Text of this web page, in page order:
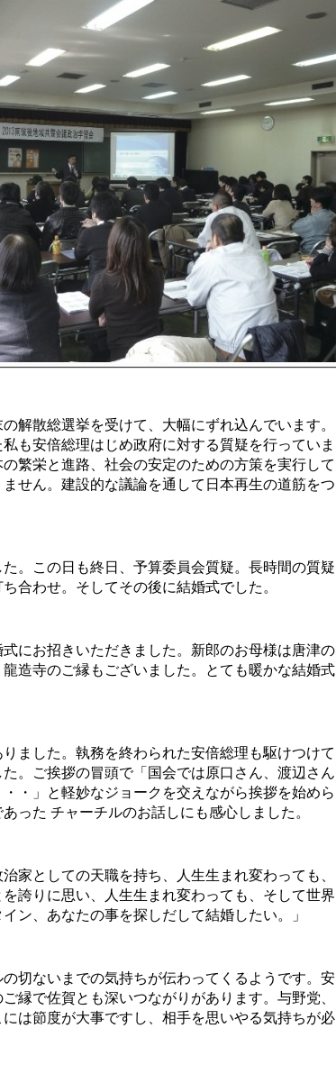
解散総選挙を受けて、大幅にずれ込んでいます。
も安倍総理はじめ政府に対する質疑を行っていま
繁栄と進路、社会の安定のための方策を実行して
せん。建設的な議論を通して日本再生の道筋をつ
。この日も終日、予算委員会質疑。長時間の質疑
合わせ。そしてその後に結婚式でした。
にお招きいただきました。新郎のお母様は唐津の
造寺のご縁もございました。とても暖かな結婚式
ました。執務を終わられた安倍総理も駆けつけて
。ご挨拶の冒頭で「国会では原口さん、渡辺さん
・」と軽妙なジョークを交えながら挨拶を始めら
った チャーチルのお話しにも感心しました。
家としての天職を持ち、人生生まれ変わっても、
誇りに思い、人生生まれ変わっても、そして世界
ン、あなたの事を探しだして結婚したい。」
切ないまでの気持ちが伝わってくるようです。安
縁で佐賀とも深いつながりがあります。与野党、
は節度が大事ですし、相手を思いやる気持ちが必